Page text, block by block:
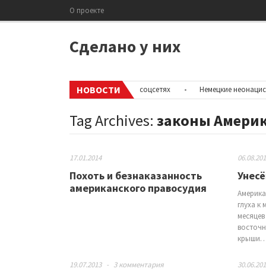
О проекте
Сделано у них
НОВОСТИ
информацию об аккаунтах в соцсетях • Немецкие неонацисты,
Tag Archives: законы
17.01.2014
Похоть и безнаказанность
американского правосудия
глуха к
19.07.2013 - 3 комментария